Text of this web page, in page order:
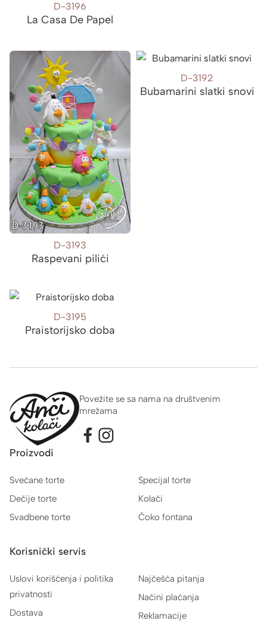
D-3196
La Casa De Papel
D-3193
Raspevani pilići
D-3192
Bubamarini slatki snovi
D-3195
Praistorijsko doba
Povežite se sa nama na društvenim
mrežama
Proizvodi
Svečane torte
Dečije torte
Svadbene torte
Specijal torte
Kolači
Čoko fontana
Korisnički servis
Uslovi korišćenja i politika
privatnosti
Dostava
Najčešća pitanja
Načini plaćanja
Reklamacije